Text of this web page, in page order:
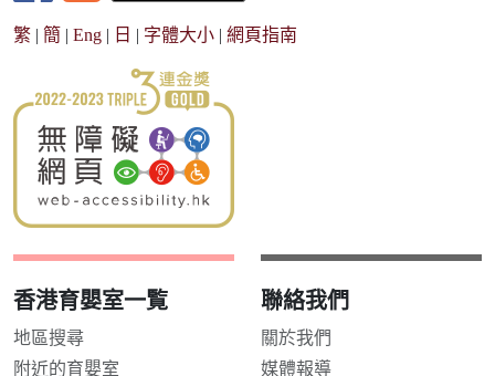
繁 | 簡 | Eng | 日 | 字體大小 | 網頁指南
香港育嬰室一覧
地區搜尋
附近的育嬰室
聯絡我們
關於我們
媒體報導